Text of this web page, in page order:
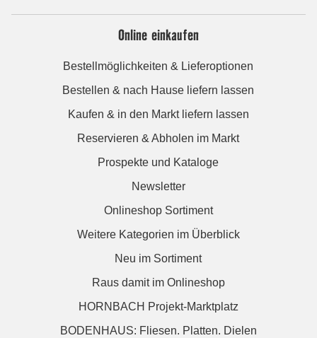
Online einkaufen
Bestellmöglichkeiten & Lieferoptionen
Bestellen & nach Hause liefern lassen
Kaufen & in den Markt liefern lassen
Reservieren & Abholen im Markt
Prospekte und Kataloge
Newsletter
Onlineshop Sortiment
Weitere Kategorien im Überblick
Neu im Sortiment
Raus damit im Onlineshop
HORNBACH Projekt-Marktplatz
BODENHAUS: Fliesen. Platten. Dielen